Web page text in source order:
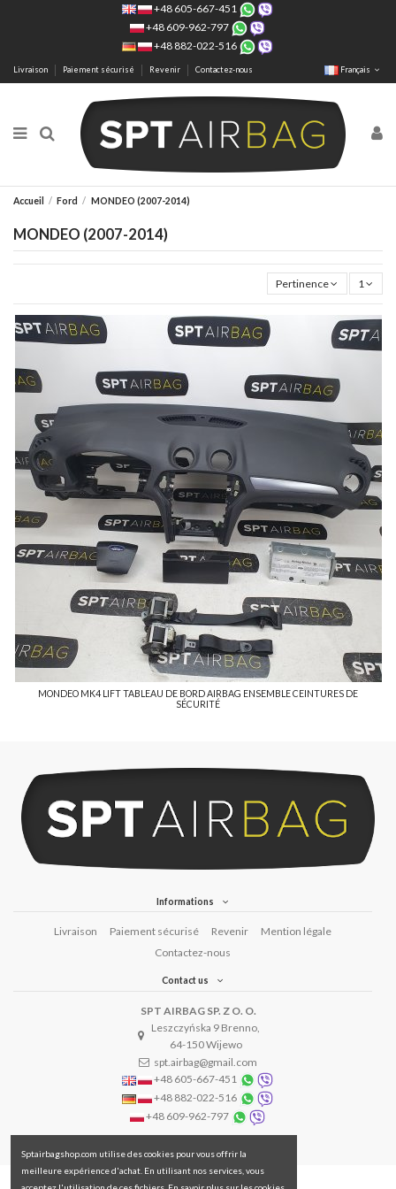
+48 605-667-451
+48 609-962-797
+48 882-022-516
Livraison Paiement sécurisé Revenir Contactez-nous Français
Accueil Ford MONDEO (2007-2014)
MONDEO (2007-2014)
Pertinence 1
MONDEO MK4 LIFT TABLEAU DE BORD AIRBAG ENSEMBLE CEINTURES DE
SÉCURITÉ
Informations
Livraison Paiement sécurisé Revenir
Mention légale
Contactez-nous
Contact us
SPT AIRBAG SP. Z O. O.
Leszczyńska 9 Brenno,
64-150 Wijewo
spt.airbag@gmail.com
+48 605-667-451
+48 882-022-516
+48 609-962-797
Sptairbagshop.com utilise des cookies pour vous offrir la
meilleure expérience d'achat. En utilisant nos services, vous